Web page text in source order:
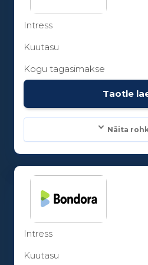
Laenuperiood:
Intress
Kuutasu
Kogu tagasimakse
Taotle
Näita
Laenuperiood:
Intress
Kuutasu